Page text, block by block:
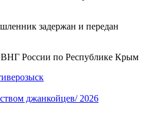
задержан и передан
России по Республике Крым
розыск
джанкойцев/ 2026